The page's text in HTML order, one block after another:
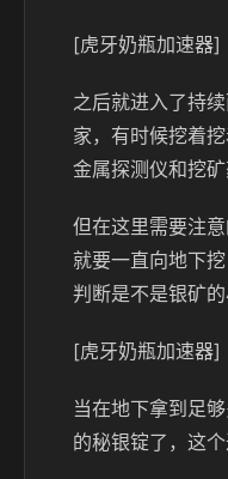
[虎牙奶瓶加速器]
之后就进入了持
家，有时候挖着
金属探测仪和挖
但在这里需要注
就要一直向地下
判断是不是银矿
[虎牙奶瓶加速器]
当在地下拿到足
的秘银锭了，这